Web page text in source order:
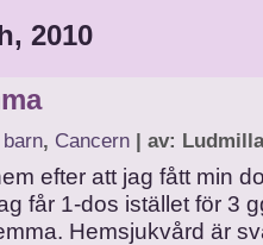
2010
barn, Cancern | av: Ludmilla
efter att jag fått min
får 1-dos istället för 3
Hemsjukvård är